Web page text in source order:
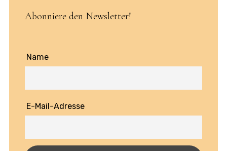
Abonniere den Newsletter!
Name
E-Mail-Adresse